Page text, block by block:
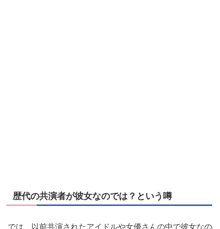
歴代の共演者が彼女なのでは？という噂
では、以前共演されたアイドルや女優さんの中で彼女なの